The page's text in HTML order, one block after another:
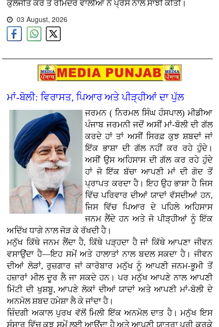
ਕੁਲਜੀਤ ਕੌਰ ਤੇ ਰਮਿੰਦਰ ਵਾਲੀਆ ਨੇ ਪ੍ਰੈਸ ਨਾਲ ਸਾਂਝੀ ਕੀਤੀ।
03 August, 2026
ਮਾਂ-ਬੋਲੀ: ਵਿਰਾਸਤ, ਪਿਆਰ ਅਤੇ ਪੀੜ੍ਹੀਆਂ ਦਾ ਪੁੱਲ
ਜਰਮਨ ( ਨਿਰਮਲ ਸਿੰਘ ਹੰਸਪਾਲ) ਮੀਡੀਆ
ਪੰਜਾਬ ਜਰਮਨੀ ਜਦੋਂ ਅਸੀਂ ਮਾਂ-ਬੋਲੀ ਦੀ ਗੱਲ
ਕਰਦੇ ਹਾਂ ਤਾਂ ਅਸੀਂ ਸਿਰਫ਼ ਕੁਝ ਸ਼ਬਦਾਂ ਜਾਂ
ਇੱਕ ਭਾਸ਼ਾ ਦੀ ਗੱਲ ਨਹੀਂ ਕਰ ਰਹੇ ਹੁੰਦੇ।
ਅਸੀਂ ਉਸ ਅਹਿਸਾਸ ਦੀ ਗੱਲ ਕਰ ਰਹੇ ਹੁੰਦੇ
ਹਾਂ ਜੋ ਇੱਕ ਬੱਚਾ ਆਪਣੀ ਮਾਂ ਦੀ ਗੋਦ ਤੋਂ
ਪ੍ਰਾਪਤ ਕਰਦਾ ਹੈ। ਇਹ ਉਹ ਭਾਸ਼ਾ ਹੈ ਜਿਸ
ਵਿੱਚ ਪਰਿਵਾਰ ਦੀਆਂ ਯਾਦਾਂ ਵੱਸਦੀਆਂ ਹਨ,
ਜਿਸ ਵਿੱਚ ਪਿਆਰ ਦੇ ਪਹਿਲੇ ਅਹਿਸਾਸ
ਜਨਮ ਲੈਂਦੇ ਹਨ ਅਤੇ ਜੋ ਪੀੜ੍ਹੀਆਂ ਨੂੰ ਇੱਕ
ਅਦਿੱਖ ਧਾਗੇ ਨਾਲ ਜੋੜ ਕੇ ਰੱਖਦੀ ਹੈ।
ਮਨੁੱਖ ਕਿੱਥੇ ਜਨਮ ਲੈਂਦਾ ਹੈ, ਕਿੱਥੇ ਪੜ੍ਹਦਾ ਹੈ ਜਾਂ ਕਿੱਥੇ ਆਪਣਾ ਜੀਵਨ
ਵਸਾਉਂਦਾ ਹੈ—ਇਹ ਸਮੇਂ ਅਤੇ ਹਾਲਾਤਾਂ ਨਾਲ ਬਦਲ ਸਕਦਾ ਹੈ। ਜੀਵਨ
ਦੀਆਂ ਲੋੜਾਂ, ਰੁਜ਼ਗਾਰ ਜਾਂ ਕਾਰੋਬਾਰ ਮਨੁੱਖ ਨੂੰ ਆਪਣੀ ਜਨਮ-ਭੂਮੀ ਤੋਂ
ਹਜ਼ਾਰਾਂ ਮੀਲ ਦੂਰ ਲੈ ਜਾ ਸਕਦੇ ਹਨ। ਪਰ ਮਨੁੱਖ ਆਪਣੇ ਨਾਲ ਆਪਣੀ
ਮਿੱਟੀ ਦੀ ਖੁਸ਼ਬੂ, ਆਪਣੇ ਲੋਕਾਂ ਦੀਆਂ ਯਾਦਾਂ ਅਤੇ ਆਪਣੀ ਮਾਂ-ਬੋਲੀ ਦੇ
ਅਨਮੋਲ ਸ਼ਬਦ ਹਮੇਸ਼ਾ ਲੈ ਕੇ ਜਾਂਦਾ ਹੈ।
ਜ਼ਿੰਦਗੀ ਅਕਾਲ ਪੁਰਖ ਵੱਲੋਂ ਮਿਲੀ ਇੱਕ ਅਨਮੋਲ ਦਾਤ ਹੈ। ਮਨੁੱਖ ਇਸ
ਸੰਸਾਰ ਵਿੱਚ ਕੁਝ ਸਮੇਂ ਲਈ ਆਉਂਦਾ ਹੈ ਅਤੇ ਆਪਣੀ ਯਾਤਰਾ ਪੂਰੀ ਕਰਕੇ